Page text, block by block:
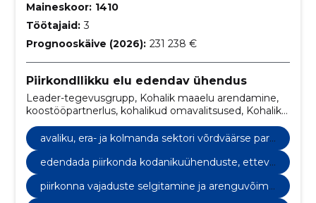
Maineskoor: 1410
Töötajaid: 3
Prognooskäive (2026): 231 238 €
Piirkondllikku elu edendav ühendus
Leader-tegevusgrupp, Kohalik maaelu arendamine,
koostööpartnerlus, kohalikud omavalitsused, Kohaliku
initsiatiivi toetamine, regionaalse arengu strateegiad,
avaliku, era- ja kolmanda sektori võrdväärse
partnerlus, edendada piirkonda kodanikuühenduste,
ettevõtjate ja kohalike omavalitsuste koostööd,
piirkonna vajaduste selgitamine ja arenguvõimaluste
kasutamine, LEADER tegevusgrupp
avaliku, era- ja kolmanda sektori võrdväärse part
edendada piirkonda kodanikuühenduste, ettevõ
piirkonna vajaduste selgitamine ja arenguvõima